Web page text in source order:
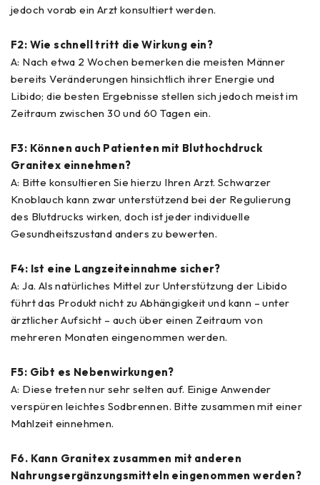
jedoch vorab ein Arzt konsultiert werden.
F2: Wie schnell tritt die Wirkung ein?
A: Nach etwa 2 Wochen bemerken die meisten Männer
bereits Veränderungen hinsichtlich ihrer Energie und
Libido; die besten Ergebnisse stellen sich jedoch meist im
Zeitraum zwischen 30 und 60 Tagen ein.
F3: Können auch Patienten mit Bluthochdruck
Granitex einnehmen?
A: Bitte konsultieren Sie hierzu Ihren Arzt. Schwarzer
Knoblauch kann zwar unterstützend bei der Regulierung
des Blutdrucks wirken, doch ist jeder individuelle
Gesundheitszustand anders zu bewerten.
F4: Ist eine Langzeiteinnahme sicher?
A: Ja. Als natürliches Mittel zur Unterstützung der Libido
führt das Produkt nicht zu Abhängigkeit und kann – unter
ärztlicher Aufsicht – auch über einen Zeitraum von
mehreren Monaten eingenommen werden.
F5: Gibt es Nebenwirkungen?
A: Diese treten nur sehr selten auf. Einige Anwender
verspüren leichtes Sodbrennen. Bitte zusammen mit einer
Mahlzeit einnehmen.
F6. Kann Granitex zusammen mit anderen
Nahrungsergänzungsmitteln eingenommen werden?